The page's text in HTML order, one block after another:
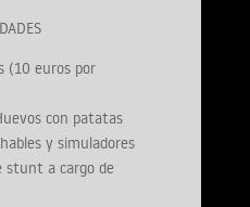
(10 euros por
con patatas
y simuladores
stunt a cargo de